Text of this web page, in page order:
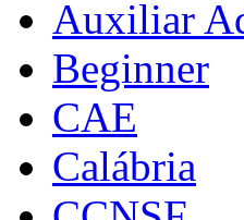
Auxiliar
Beginner
CAE
Calábria